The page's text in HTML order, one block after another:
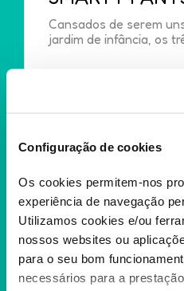
Configuração de cookies
Os cookies permitem-nos
experiência de navegação
Utilizamos cookies e/ou
nossos websites ou
para o seu bom
necessários para a
Cansados de serem
jardim de infância, os